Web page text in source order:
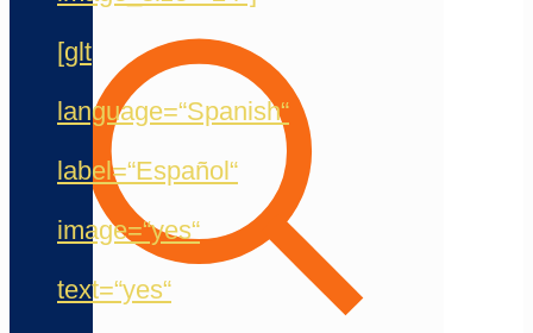
[glt
language=“Spanish“
label=“Español“
image=“yes“
text=“yes“